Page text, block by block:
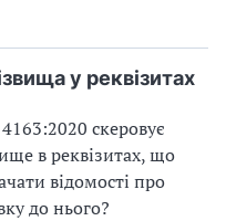
у реквізитах
скеровує
в реквізитах, що
відомості про
до нього?